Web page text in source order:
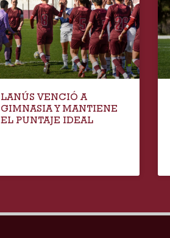
LANÚS VENCIÓ A
GIMNASIA Y MANTIENE
EL PUNTAJE IDEAL